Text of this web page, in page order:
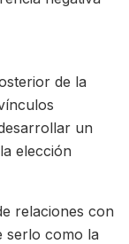
de la
un
elección
relaciones con
serlo como la